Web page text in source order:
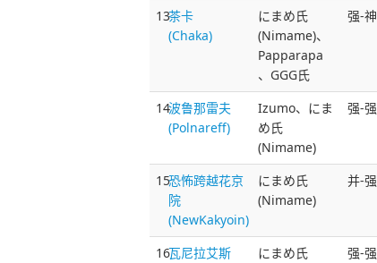
13茶卡
(Chaka)
にまめ氏
(Nimame)、
Papparapa
、GGG氏
强-神
14波鲁那雷夫
(Polnareff)
Izumo、にま
め氏
(Nimame)
强-强
15恐怖跨越花京
院
(NewKakyoin)
にまめ氏
(Nimame)
并-强
16瓦尼拉艾斯
にまめ氏
强-强